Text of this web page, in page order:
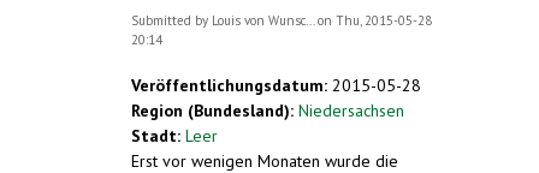
Submitted by Louis von Wunsc...
on Thu, 2015-05-28
20:14
Veröffentlichungsdatum: 2015-05-28
Region (Bundesland): Niedersachsen
Stadt: Leer
Erst vor wenigen Monaten wurde die